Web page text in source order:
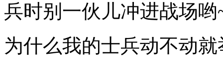
兵时别一伙儿冲进战场哟
为什么我的士兵动不动